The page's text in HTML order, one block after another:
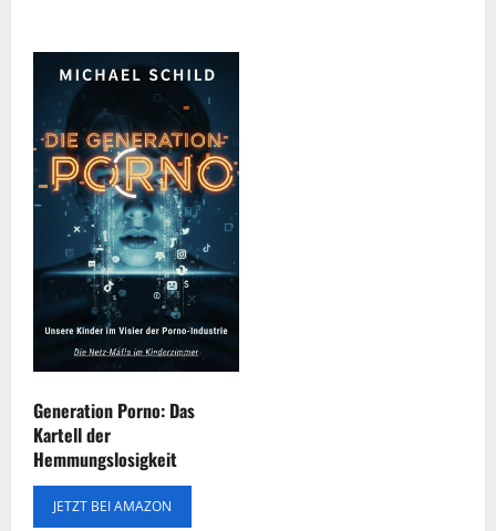
Generation Porno: Das
Kartell der
Hemmungslosigkeit
JETZT BEI AMAZON